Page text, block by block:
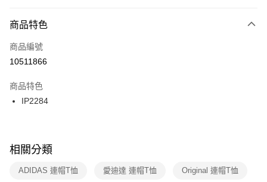
３．安心：先確認商品／服務後，再付款。
【「AFTEE先享後付」結帳流程】
１．於結帳方式選擇「AFTEE先享後付」後，將跳轉至「AFTEE先享後付」
２．訂單成立數日內，您將收到繳費通知簡訊。
３．收到繳費通知簡訊後14天內，點擊此簡訊中的連結，可透過四大超商／
ATM／網路銀行／等多元方式進行付款，方視為交易完成。
※ 交易是否成功請以「AFTEE先享後付 」之結帳頁面顯示為準，若有關於
是否繳費成功／繳費後需取消欲退款等相關疑問，請聯繫「AFTEE先享後付
客戶支援中心」https://netprotections.freshdesk.com/support/home
每筆NT$100，滿NT$1,500(含以上)免運費
宅配
每筆NT$100，滿NT$1,500(含以上)免運費
付款後門市自取
每筆NT$100，滿NT$1,500(含以上)免運費
商品特色
商品編號
10511866
商品特色
IP2284
相關分類
ADIDAS 連帽T恤 愛迪達 連帽T恤 Original 連帽T恤